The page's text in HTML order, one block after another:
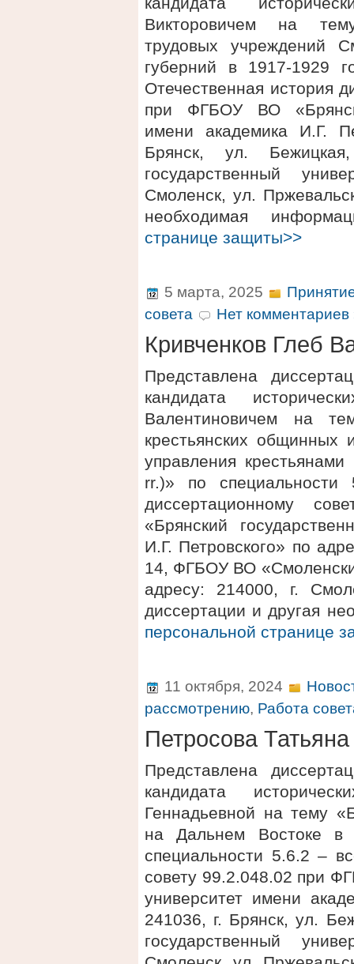
Викторовичем на
трудовых учреждений
губерний в 1917-1929
Отечественная история
при ФГБОУ ВО
имени академика И.Г.
Брянск, ул.
государственный
Смоленск, ул.
необходимая
странице защиты>>
5 марта, 2025
совета
Нет комментариев
Кривченков Глеб
Представлена
кандидата
Валентиновичем на
крестьянских общинных
управления
rr.)» по
диссертационному
«Брянский
И.Г. Петровского» по
14, ФГБОУ ВО
адресу: 214000, г.
диссертации и другая
персональной странице
11 октября, 2024
рассмотрению, Работа
Петросова
Представлена
кандидата
Геннадьевной на тему
на Дальнем Востоке
специальности 5.6.2 –
совету 99.2.048.02 при
университет имени
241036, г. Брянск, ул.
государственный